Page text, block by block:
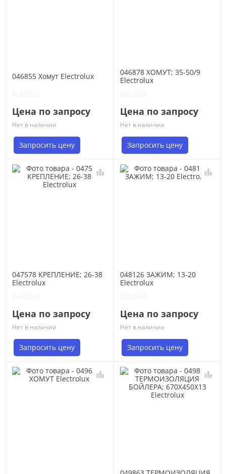
046855 Хомут Electrolux
Цена по запросу
Нет в наличии
Запросить цену
046878 ХОМУТ; 35-50/9
Electrolux
Цена по запросу
Нет в наличии
Запросить цену
047578 КРЕПЛЕНИЕ; 26-38
Electrolux
Цена по запросу
Нет в наличии
Запросить цену
048126 ЗАЖИМ; 13-20
Electrolux
Цена по запросу
Нет в наличии
Запросить цену